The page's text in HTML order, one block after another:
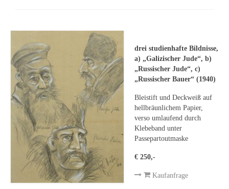
Emma Joos
Paul Segieth
Richard Sprick
Weitere Künstler 1900-1945
Kunst nach 1945
Helmut Diekmann
Hermann Dieste
drei studienhafte Bildnisse,
a) „Galizischer Jude“, b)
„Russischer Jude“, c)
„Russischer Bauer“ (1940)
Bleistift und Deckweiß auf
hellbräunlichem Papier,
verso umlaufend durch
Klebeband unter
Passepartoutmaske
€ 250,-
Kaufanfrage